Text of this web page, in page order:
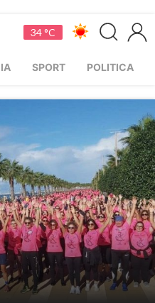
34 °C
SPORT POLITICA